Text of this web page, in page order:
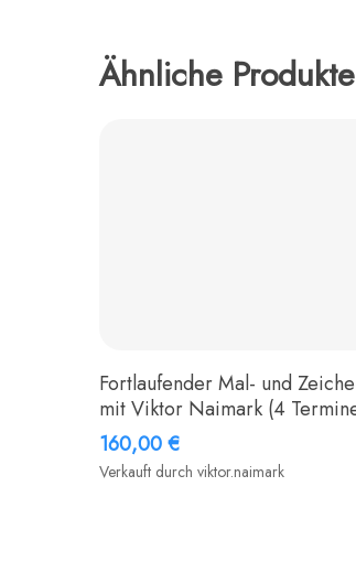
Ähnliche Produkte
Fortlaufender Mal- und
mit Viktor Naimark (4
160,00€
Verkauft durch viktor.naimark